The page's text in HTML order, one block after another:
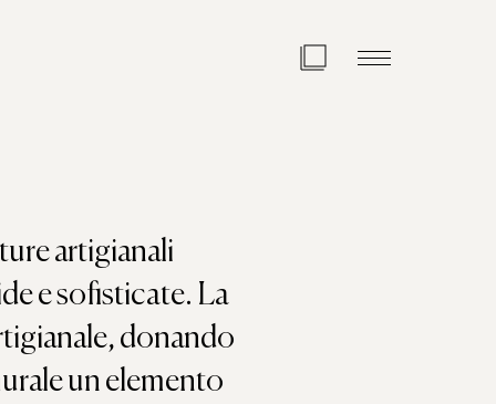
artigianali
e sofisticate. La
donando
un elemento